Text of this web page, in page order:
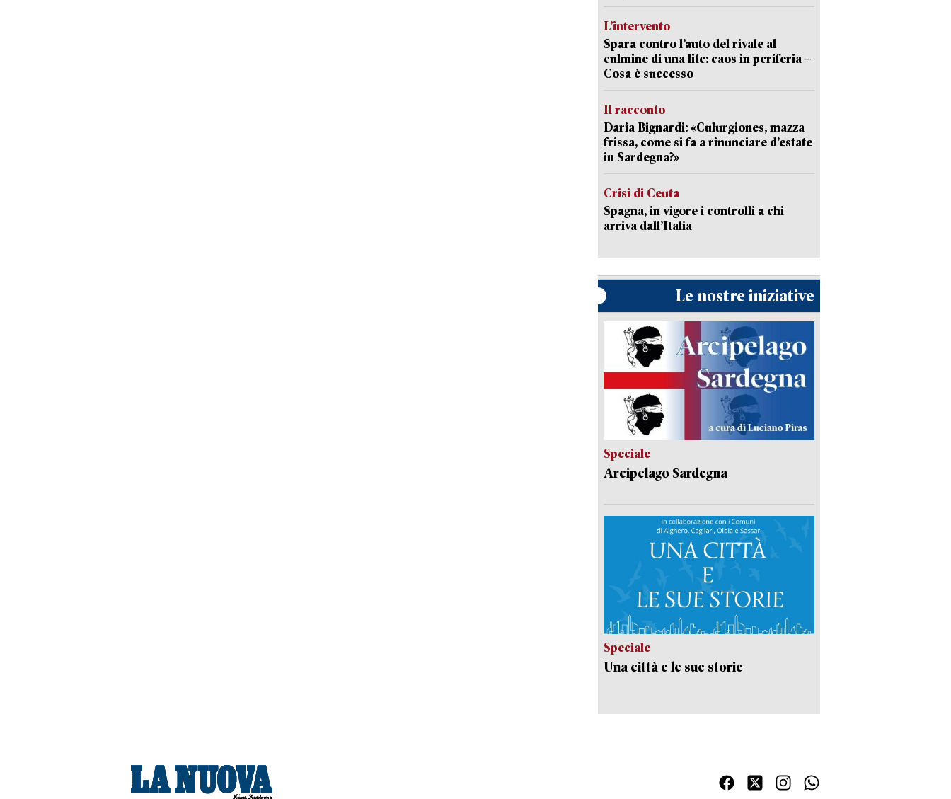
L’intervento
Spara contro l’auto del rivale al
culmine di una lite: caos in periferia –
Cosa è successo
Il racconto
Daria Bignardi: «Culurgiones, mazza
frissa, come si fa a rinunciare d’estate
in Sardegna?»
Crisi di Ceuta
Spagna, in vigore i controlli a chi
arriva dall’Italia
Le nostre iniziative
Speciale
Arcipelago Sardegna
Speciale
Una città e le sue storie